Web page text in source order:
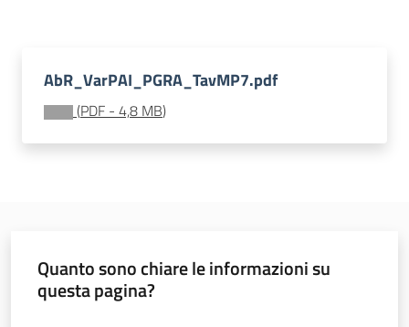
Novità
Servizi
Piani Programmi
AbR_VarPAI_PGRA_TavMP7.pdf
(PDF - 4,8 MB)
Quanto sono chiare le informazioni su
questa pagina?